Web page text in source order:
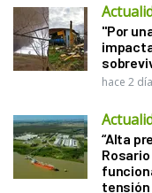
"Por
hace 2
“Alta
tensión